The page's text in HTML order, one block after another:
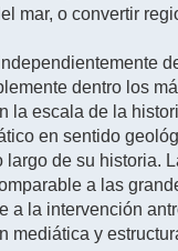
mar, o convertir
dentro los
la escala de la
en sentido
largo de su historia.
a las
a la intervención
mediática y